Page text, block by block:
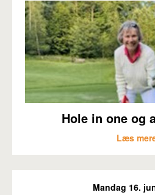
Hole in one og
Læs
Mandag 16.